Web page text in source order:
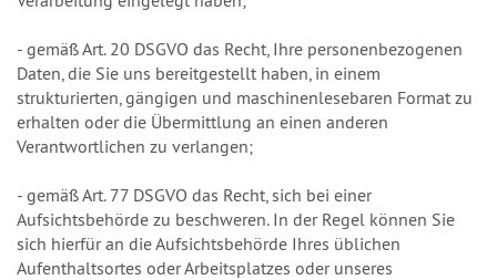
- gemäß Art. 20 DSGVO das Recht, Ihre personenbezogenen
Daten, die Sie uns bereitgestellt haben, in einem
strukturierten, gängigen und maschinenlesebaren Format zu
erhalten oder die Übermittlung an einen anderen
Verantwortlichen zu verlangen;
- gemäß Art. 77 DSGVO das Recht, sich bei einer
Aufsichtsbehörde zu beschweren. In der Regel können Sie
sich hierfür an die Aufsichtsbehörde Ihres üblichen
Aufenthaltsortes oder Arbeitsplatzes oder unseres